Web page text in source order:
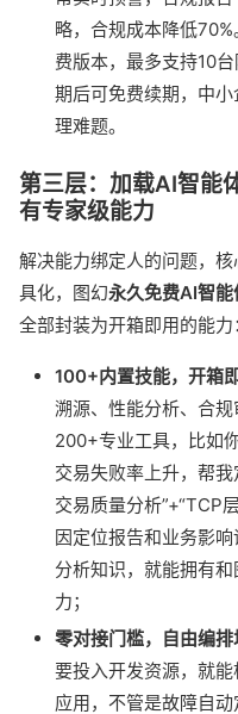
略，合规成本降低
费版本，最多支持10
期后可免费续期，中
理难题。
第三层：加载AI智能
有专家级能力
解决能力绑定人的问题，
具化，图幻永久免费AI智能
全部封装为开箱即用的能力
100+内置技能，开箱
溯源、性能分析、合规
200+专业工具，比如
交易失败率上升，帮
交易质量分析”+“TCP
因定位报告和业务影
分析知识，就能拥有
力；
零对接门槛，自由编排
要投入开发资源，就
应用，不管是故障自